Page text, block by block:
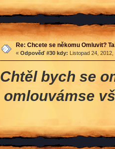
Re: Chcete se někomu Omluvit?
« Odpověď #30 kdy: Listopad 24,
Chtěl bych se
omlouvámse